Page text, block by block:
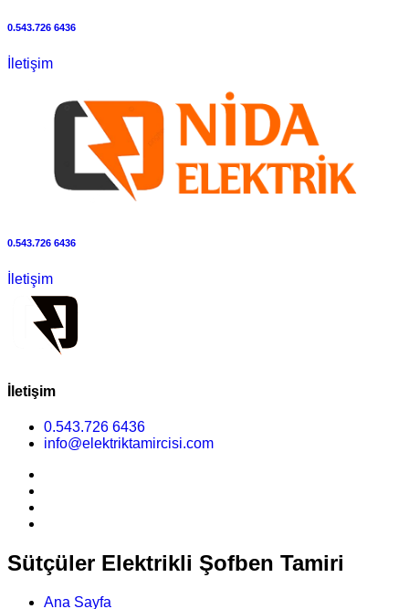
0.543.726 6436
İletişim
0.543.726 6436
İletişim
İletişim
0.543.726 6436
info@elektriktamircisi.com
Sütçüler Elektrikli Şofben Tamiri
Ana Sayfa